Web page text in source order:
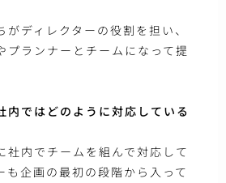
がディレクターの役割を担い、
プランナーとチームになって提
ではどのように対応している
社内でチームを組んで対応して
も企画の最初の段階から入って